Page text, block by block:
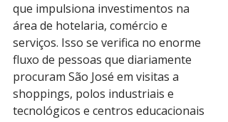
que impulsiona investimentos na
área de hotelaria, comércio e
serviços. Isso se verifica no enorme
fluxo de pessoas que diariamente
procuram São José em visitas a
shoppings, polos industriais e
tecnológicos e centros educacionais